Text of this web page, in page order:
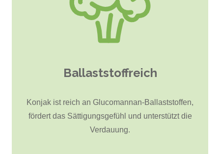
Ballaststoffreich
Konjak ist reich an Glucomannan-Ballaststoffen,
fördert das Sättigungsgefühl und unterstützt die
Verdauung.